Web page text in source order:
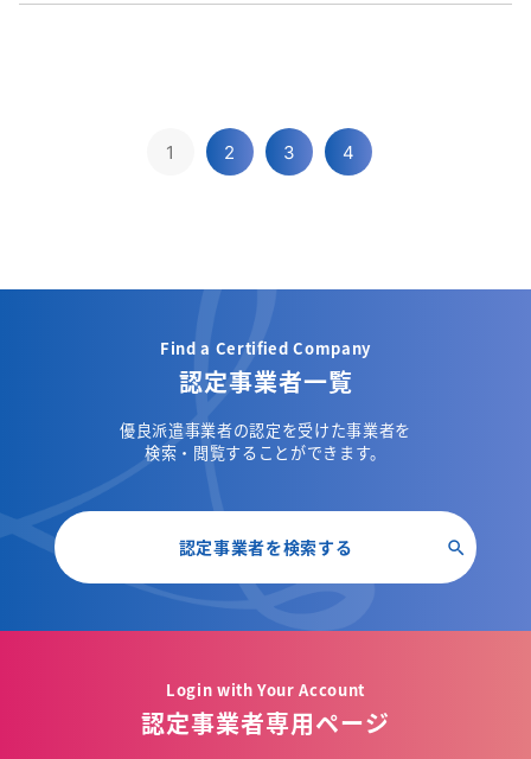
1 2 3 4
Find a Certified Company
認定事業者一覧
優良派遣事業者の認定を受けた事業者を
検索・閲覧することができます。
認定事業者を検索する
Login with Your Account
認定事業者専用ページ